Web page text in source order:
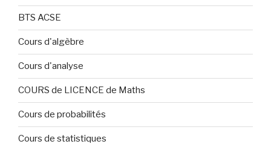
BTS ACSE
Cours d'algèbre
Cours d'analyse
COURS de LICENCE de Maths
Cours de probabilités
Cours de statistiques